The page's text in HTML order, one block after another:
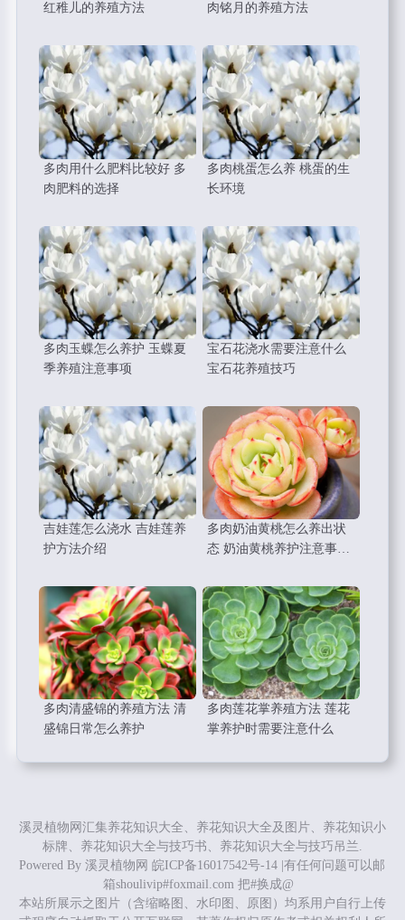
红稚儿的养殖方法
肉铭月的养殖方法
多肉用什么肥料比较好 多
肉肥料的选择
多肉桃蛋怎么养 桃蛋的生
长环境
多肉玉蝶怎么养护 玉蝶夏
季养殖注意事项
宝石花浇水需要注意什么
宝石花养殖技巧
吉娃莲怎么浇水 吉娃莲养
护方法介绍
多肉奶油黄桃怎么养出状
态 奶油黄桃养护注意事项
多肉清盛锦的养殖方法 清
盛锦日常怎么养护
多肉莲花掌养殖方法 莲花
掌养护时需要注意什么
溪灵植物网汇集养花知识大全、养花知识大全及图片、养花知识小
标牌、养花知识大全与技巧书、养花知识大全与技巧吊兰.
Powered By溪灵植物网 皖ICP备16017542号-14 |有任何问题可以邮
箱shoulivip#foxmail.com 把#换成@
本站所展示之图片（含缩略图、水印图、原图）均系用户自行上传